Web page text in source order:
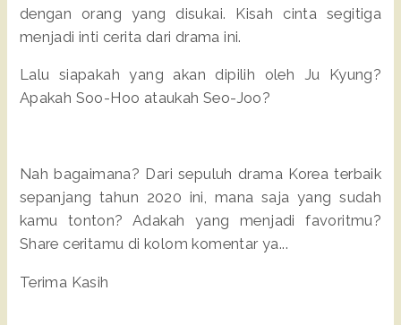
dengan orang yang disukai. Kisah cinta segitiga
menjadi inti cerita dari drama ini.
Lalu siapakah yang akan dipilih oleh Ju Kyung?
Apakah Soo-Hoo ataukah Seo-Joo?
Nah bagaimana? Dari sepuluh drama Korea terbaik
sepanjang tahun 2020 ini, mana saja yang sudah
kamu tonton? Adakah yang menjadi favoritmu?
Share ceritamu di kolom komentar ya...
Terima Kasih